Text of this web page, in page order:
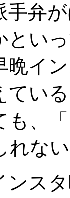
手弁
とい
晩イ
てい
も、
れな
ス